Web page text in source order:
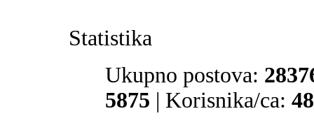
SOA ili PIPA.
El Zvonko« uto 16 svi,
prate tajne službe sekcije
Statistika
Ukupno postova:
5875 | Korisnika/ca: